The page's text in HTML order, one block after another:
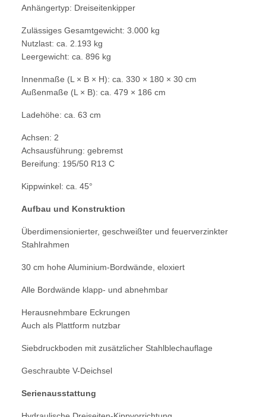
Anhängertyp: Dreiseitenkipper
Zulässiges Gesamtgewicht: 3.000 kg
Nutzlast: ca. 2.193 kg
Leergewicht: ca. 896 kg
Innenmaße (L × B × H): ca. 330 × 180 × 30 cm
Außenmaße (L × B): ca. 479 × 186 cm
Ladehöhe: ca. 63 cm
Achsen: 2
Achsausführung: gebremst
Bereifung: 195/50 R13 C
Kippwinkel: ca. 45°
Aufbau und Konstruktion
Überdimensionierter, geschweißter und feuerverzinkter
Stahlrahmen
30 cm hohe Aluminium-Bordwände, eloxiert
Alle Bordwände klapp- und abnehmbar
Herausnehmbare Eckrungen
Auch als Plattform nutzbar
Siebdruckboden mit zusätzlicher Stahlblechauflage
Geschraubte V-Deichsel
Serienausstattung